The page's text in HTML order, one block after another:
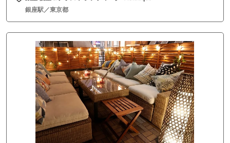
銀座駅／東京都